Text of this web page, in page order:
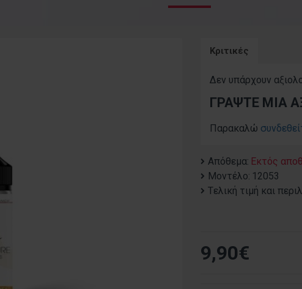
Κριτικές
Δεν υπάρχουν
ΓΡΆΨΤΕ ΜΙΑ
Παρακαλώ
Απόθεμα: Εκτός
Μοντέλο: 12053
Tελική τιμή και
9,90€